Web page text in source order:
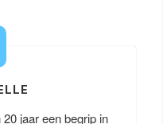
jaar een begrip in